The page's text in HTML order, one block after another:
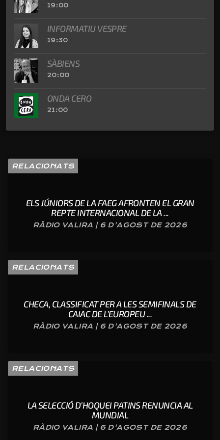
19:00
INFORMATIU VESPRE
19:30
SÀBIENS
20:00
ONDA CERO
21:00
RELACIONATS
ELS JÚNIORS DE LA FAEG AFRONTEN EL GRAN
REPTE INTERNACIONAL DE LA ...
RÀDIO VALIRA | 6 D'AGOST DE 2026
RELACIONATS
CHECA, CLASSIFICAT PER A LES SEMIFINALS DE
CAIAC DE L’EUROPEU ...
RÀDIO VALIRA | 6 D'AGOST DE 2026
RELACIONATS
LA SELECCIÓ D’HOQUEI PATINS RENUNCIA AL
MUNDIAL
RÀDIO VALIRA | 6 D'AGOST DE 2026